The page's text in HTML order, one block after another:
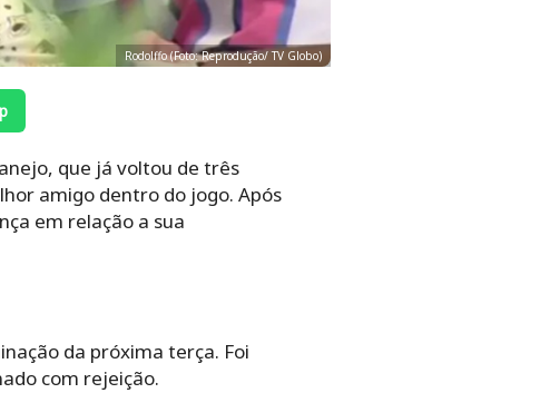
Rodolffo (Foto: Reprodução/ TV Globo)
que já voltou de três
amigo dentro do jogo. Após
em relação a sua
da próxima terça. Foi
com rejeição.